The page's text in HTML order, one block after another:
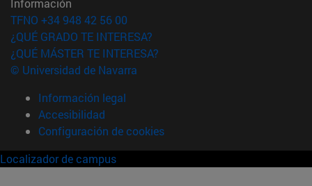
TFNO +34 948 42 56 00
¿QUÉ GRADO TE INTERESA?
¿QUÉ MÁSTER TE INTERESA?
© Universidad de Navarra
Información legal
Accesibilidad
Configuración de cookies
Localizador de campus